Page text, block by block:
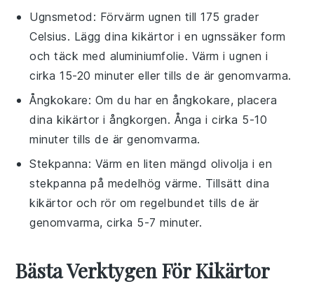
Ugnsmetod: Förvärm ugnen till 175 grader
Celsius. Lägg dina kikärtor i en ugnssäker form
och täck med aluminiumfolie. Värm i ugnen i
cirka 15-20 minuter eller tills de är genomvarma.
Ångkokare: Om du har en ångkokare, placera
dina kikärtor i ångkorgen. Ånga i cirka 5-10
minuter tills de är genomvarma.
Stekpanna: Värm en liten mängd olivolja i en
stekpanna på medelhög värme. Tillsätt dina
kikärtor och rör om regelbundet tills de är
genomvarma, cirka 5-7 minuter.
Bästa Verktygen För Kikärtor